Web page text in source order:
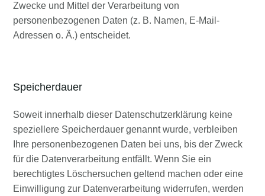
Zwecke und Mittel der Verarbeitung von
personenbezogenen Daten (z. B. Namen, E-Mail-
Adressen o. Ä.) entscheidet.
Speicherdauer
Soweit innerhalb dieser Datenschutzerklärung keine
speziellere Speicherdauer genannt wurde, verbleiben
Ihre personenbezogenen Daten bei uns, bis der Zweck
für die Datenverarbeitung entfällt. Wenn Sie ein
berechtigtes Löschersuchen geltend machen oder eine
Einwilligung zur Datenverarbeitung widerrufen, werden